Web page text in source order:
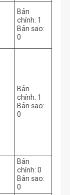
Bản
chính: 1
Bản sao:
0
Bản
chính: 1
Bản sao:
0
Bản
chính: 0
Bản sao:
0